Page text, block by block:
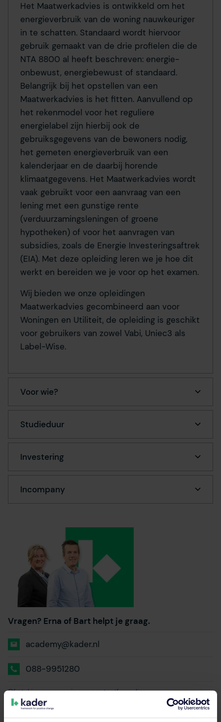
Het Maatwerkadvies is ontwikkeld om het
energieverbruik van de woning nauwkeuriger
in te schatten. Standaard wordt hiervoor
gebruik gemaakt van de drie profielen die de
NTA 8800 al heeft beschreven: energie-
onbewust, energiebewust of standaard.
Belangrijk bij het opstellen van een
Maatwerkadvies is het fitten. Aanvullend op
het rekenmodel voor het reguliere
energielabel zijn hierbij ook de
gebruiksgegevens van de bewoners nodig,
het gemeten energieverbruik van een
kalenderjaar en de daarbij horende
klimaatgegevens. Het Maatwerkadvies wordt
vaak gebruikt voor een aanvraag van een
lening met een gunstige rente
(verduurzamingsleningen of groene
hypotheken) of voor het aanvragen van
subsidies, zoals de Energie Investeringsaftrek
(EIA). Met deze opleiding leren we je hoe dit
werkt en bereiden we je voor op het examen.
Wij bieden we onze opleidingen
Maatwerkadvies gecombineerd aan voor
Woningen en Utiliteit. de opleiding is geschikt
voor gebruikers van zowel Vabi, Uniec3 als
Label-Wise.
Voor wie?
Studieduur
Investering
Incompany
Vragen? Erna of Bart helpt je graag.
academy@kader.nl
088-9951280
Of stel jouw vraag via ons contactformulier